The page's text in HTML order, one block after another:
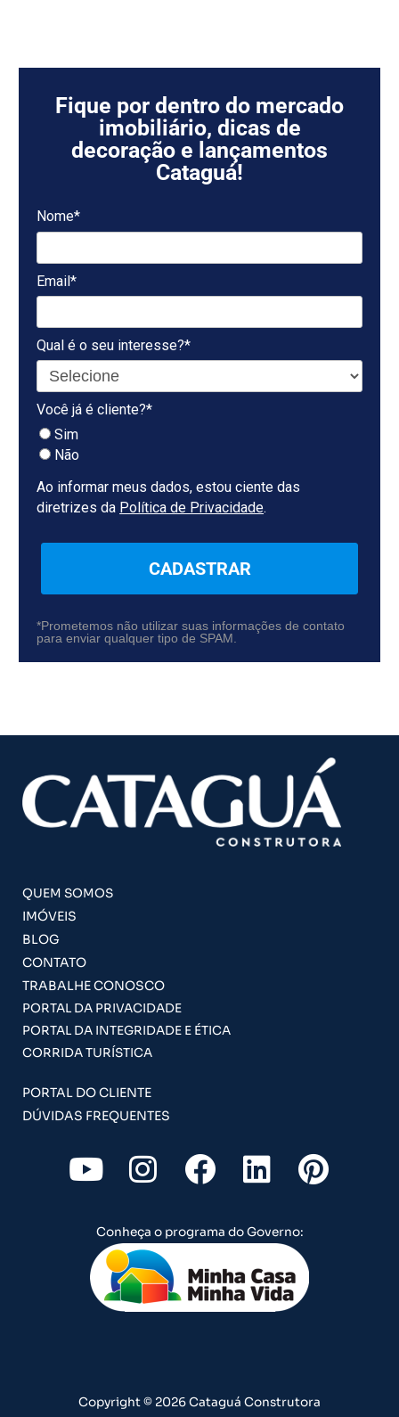
Fique por dentro do mercado
imobiliário, dicas de
decoração e lançamentos
Cataguá!
Nome*
Email*
Qual é o seu interesse?*
Você já é cliente?*
Sim
Não
Ao informar meus dados, estou ciente das
diretrizes da Política de Privacidade.
CADASTRAR
*Prometemos não utilizar suas informações de contato
para enviar qualquer tipo de SPAM.
QUEM SOMOS
IMÓVEIS
BLOG
CONTATO
TRABALHE CONOSCO
PORTAL DA PRIVACIDADE
PORTAL DA INTEGRIDADE E ÉTICA
CORRIDA TURÍSTICA
PORTAL DO CLIENTE
DÚVIDAS FREQUENTES
Y
o
u
t
u
b
I
n
s
t
a
g
m
F
a
c
e
b
o
L
i
n
k
e
d
P
i
t
Conheça o programa do Governo:
Copyright © 2026 Cataguá Construtora